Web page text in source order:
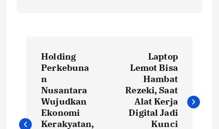
t
Holding
Perkebuna
n
Nusantara
Wujudkan
Ekonomi
Kerakyatan,
Laptop
Lemot Bisa
Hambat
Rezeki, Saat
Alat Kerja
Digital Jadi
Kunci